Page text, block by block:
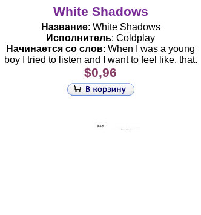
White Shadows
Название: White Shadows
Исполнитель: Coldplay
Начинается со слов: When I was a young
boy I tried to listen and I want to feel like, that.
$0,96